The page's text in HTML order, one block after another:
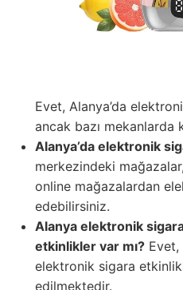
Evet, Alanya’da
ancak bazı mekanlarda
Alanya’da elektronik
merkezindeki
online mağazalardan
edebilirsiniz.
Alanya elektronik sigara
etkinlikler var mı?
elektronik sigara
edilmektedir.